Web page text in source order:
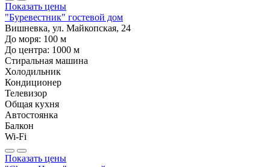
Показать цены
"Буревестник" гостевой дом
Вишневка, ул. Майкопская, 24
До моря: 100 м
До центра: 1000 м
Стиральная машина
Холодильник
Кондиционер
Телевизор
Общая кухня
Автостоянка
Балкон
Wi-Fi
Показать цены